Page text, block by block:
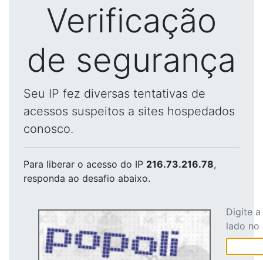
Verificação
de segurança
Seu IP fez diversas tentativas de
acessos suspeitos a sites hospedados
conosco.
Para liberar o acesso do IP 216.73.216.78,
responda ao desafio abaixo.
Digite
lado no